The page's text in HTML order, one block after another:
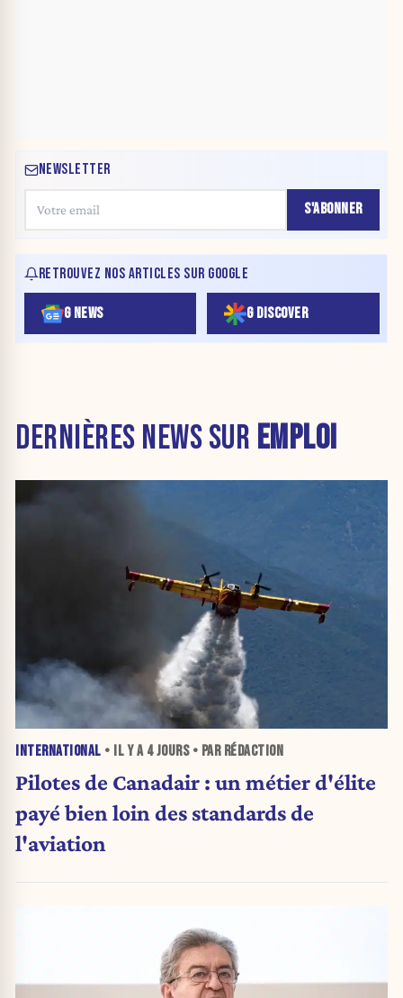
NEWSLETTER
S'ABONNER
RETROUVEZ NOS ARTICLES SUR GOOGLE
G NEWS G DISCOVER
DERNIÈRES NEWS SUR EMPLOI
INTERNATIONAL • IL Y A 4 JOURS• PAR RÉDACTION
Pilotes de Canadair : un métier d'élite
payé bien loin des standards de
l'aviation